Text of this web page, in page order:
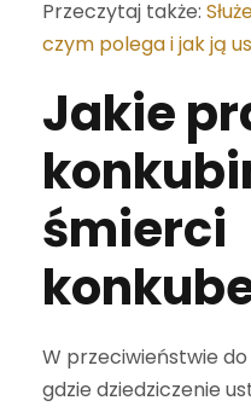
Przeczytaj także:
czym polega i jak ją
Jakie
śmierci
W przeciwieństwie do
gdzie dziedziczenie